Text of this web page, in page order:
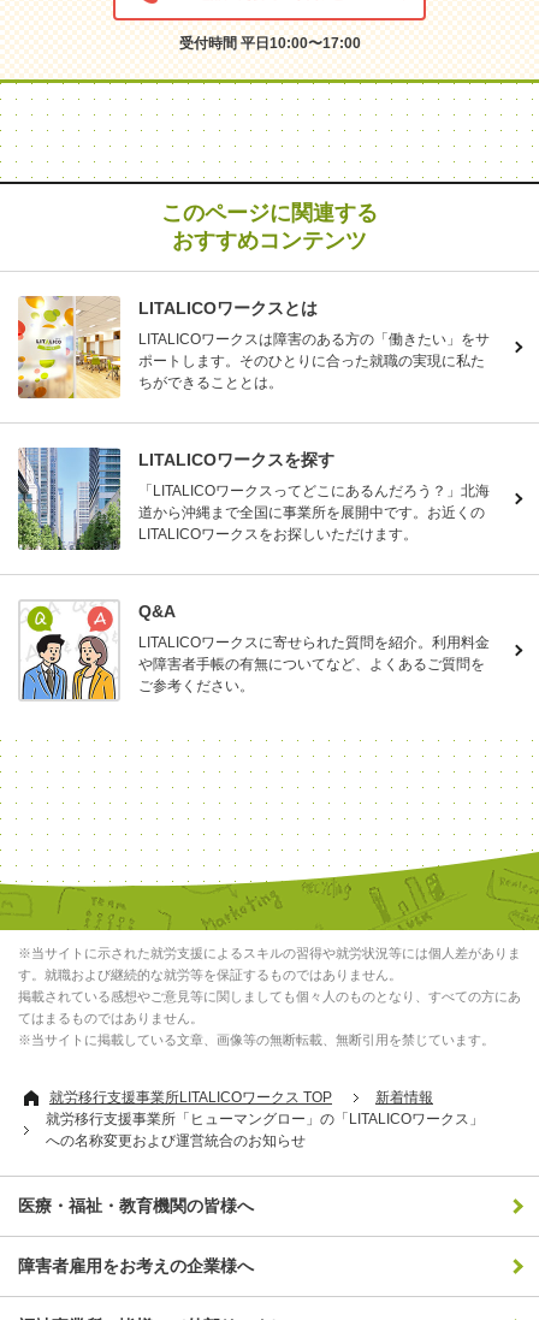
受付時間 平日10:00〜17:00
このページに関連する
おすすめコンテンツ
LITALICOワークスとは
LITALICOワークスは障害のある方の「働きたい」をサ
ポートします。そのひとりに合った就職の実現に私た
ちができることとは。
LITALICOワークスを探す
「LITALICOワークスってどこにあるんだろう？」北海
道から沖縄まで全国に事業所を展開中です。お近くの
LITALICOワークスをお探しいただけます。
Q&A
LITALICOワークスに寄せられた質問を紹介。利用料金
や障害者手帳の有無についてなど、よくあるご質問を
ご参考ください。
※当サイトに示された就労支援によるスキルの習得や就労状況等には個人差がありま
す。就職および継続的な就労等を保証するものではありません。
掲載されている感想やご意見等に関しましても個々人のものとなり、すべての方にあ
てはまるものではありません。
※当サイトに掲載している文章、画像等の無断転載、無断引用を禁じています。
就労移行支援事業所LITALICOワークス TOP
新着情報
就労移行支援事業所「ヒューマングロー」の「LITALICOワークス」
への名称変更および運営統合のお知らせ
医療・福祉・教育機関の皆様へ
障害者雇用をお考えの企業様へ